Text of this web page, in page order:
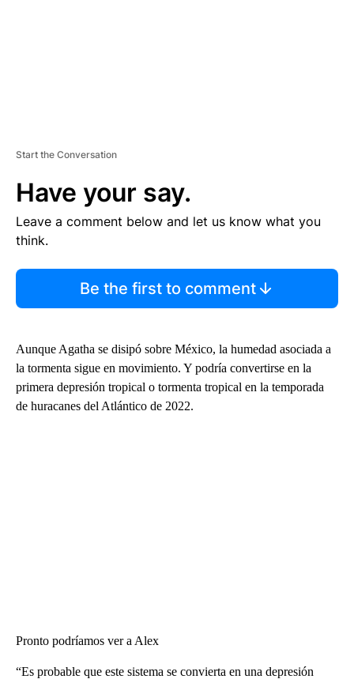
Start the Conversation
Have your say.
Leave a comment below and let us know what you
think.
Be the first to comment
Aunque Agatha se disipó sobre México, la humedad asociada a
la tormenta sigue en movimiento. Y podría convertirse en la
primera depresión tropical o tormenta tropical en la temporada
de huracanes del Atlántico de 2022.
Pronto podríamos ver a Alex
“Es probable que este sistema se convierta en una depresión